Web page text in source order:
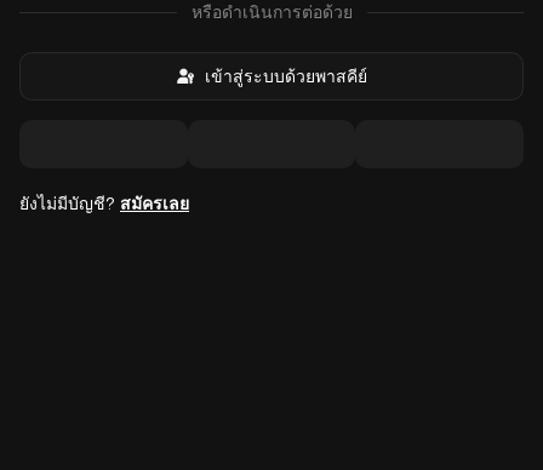
หรือดำเนินการต่อด้วย
เข้าสู่ระบบด้วยพาสคีย์
ยังไม่มีบัญชี? สมัครเลย